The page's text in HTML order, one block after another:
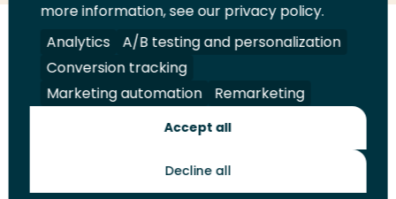
LinkedIn
TwitterFacebook
paginapagina
Volg
ons
op
LinkedIn
Volg
ons
op
Facebook
Volg
ons
op
YouTube
Volg
ons
op
Instagram
Juridisch Security A-Z Index
Contact
Toekomstmakers
more information, see our privacy policy.
Analytics
A/B testing and personalization
Conversion tracking
Marketing automation
Remarketing
Accept all
Decline all